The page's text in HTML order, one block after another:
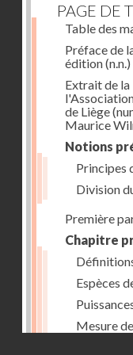
PAGE DE
Table des
Préface de
édition(n.n.)
Extrait de
de Liège
Maurice
Notions
Principes
Division
Première
Chapitre
Espèces
Mesure